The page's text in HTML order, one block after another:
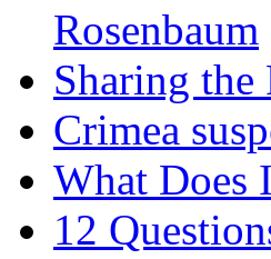
Rosenbaum
Sharing
Crimea
What Does
12